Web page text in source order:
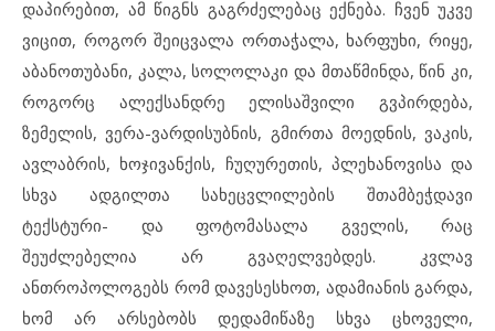
დაპირებით, ამ წიგნს გაგრძელებაც ექნება. ჩვენ უკვე
ვიცით, როგორ შეიცვალა ორთაჭალა, ხარფუხი, რიყე,
აბანოთუბანი, კალა, სოლოლაკი და მთაწმინდა, წინ კი,
როგორც ალექსანდრე ელისაშვილი გვპირდება,
ზემელის, ვერა-ვარდისუბნის, გმირთა მოედნის, ვაკის,
ავლაბრის, ხოჯივანქის, ჩუღურეთის, პლეხანოვისა და
სხვა ადგილთა სახეცვლილების შთამბეჭდავი
ტექსტური- და ფოტომასალა გველის, რაც
შეუძლებელია არ გვაღელვებდეს. კვლავ
ანთროპოლოგებს რომ დავესესხოთ, ადამიანის გარდა,
ხომ არ არსებობს დედამიწაზე სხვა ცხოველი,